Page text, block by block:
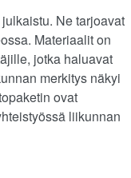
Ne tarjoavat
Materiaalit on
jotka haluavat
merkitys näkyi
ovat
liikunnan